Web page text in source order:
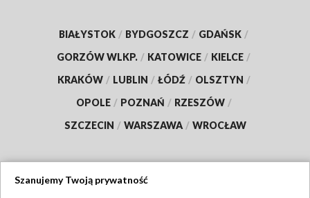
BIAŁYSTOK / BYDGOSZCZ / GDAŃSK /
GORZÓW WLKP. / KATOWICE / KIELCE /
KRAKÓW / LUBLIN / ŁÓDŹ / OLSZTYN /
OPOLE / POZNAŃ / RZESZÓW /
SZCZECIN / WARSZAWA / WROCŁAW
Szanujemy Twoją prywatność